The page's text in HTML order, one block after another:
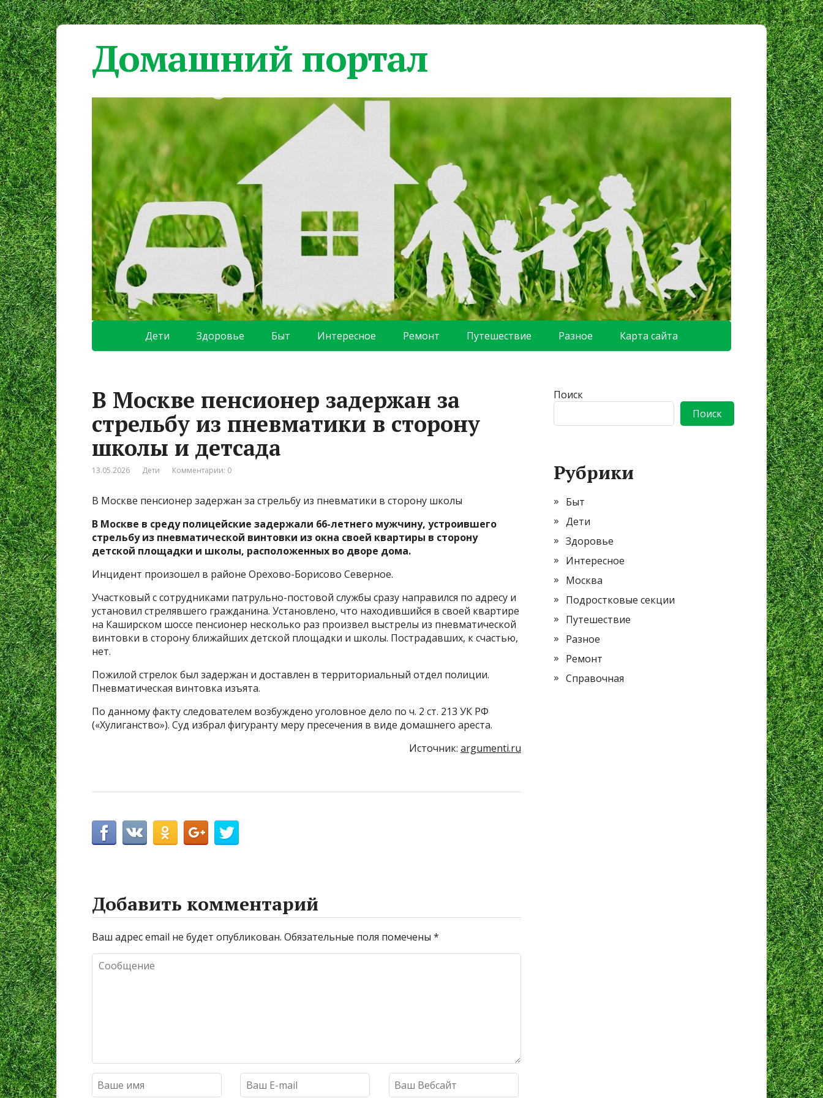
Домашний портал
Дети Здоровье Быт Интересное Ремонт Путешествие Разное Карта сайта
В Москве пенсионер задержан за
стрельбу из пневматики в сторону
школы и детсада
13.05.2026 Дети Комментарии: 0
В Москве пенсионер задержан за стрельбу из пневматики в сторону школы
В Москве в среду полицейские задержали 66-летнего мужчину, устроившего
стрельбу из пневматической винтовки из окна своей квартиры в сторону
детской площадки и школы, расположенных во дворе дома.
Инцидент произошел в районе Орехово-Борисово Северное.
Участковый с сотрудниками патрульно-постовой службы сразу направился по адресу и
установил стрелявшего гражданина. Установлено, что находившийся в своей квартире
на Каширском шоссе пенсионер несколько раз произвел выстрелы из пневматической
винтовки в сторону ближайших детской площадки и школы. Пострадавших, к счастью,
нет.
Пожилой стрелок был задержан и доставлен в территориальный отдел полиции.
Пневматическая винтовка изъята.
По данному факту следователем возбуждено уголовное дело по ч. 2 ст. 213 УК РФ
(«Хулиганство»). Суд избрал фигуранту меру пресечения в виде домашнего ареста.
Источник: argumenti.ru
Добавить комментарий
Ваш адрес email не будет опубликован. Обязательные поля помечены *
Поиск
Поиск
Рубрики
Быт
Дети
Здоровье
Интересное
Москва
Подростковые секции
Путешествие
Разное
Ремонт
Справочная